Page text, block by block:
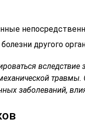
другого
вследствие
заболеваний,